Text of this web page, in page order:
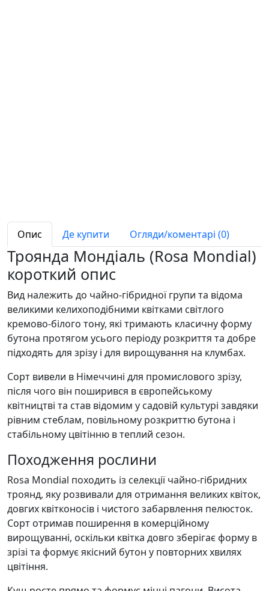
Опис Де купити Огляди/коментарі (0)
Троянда Мондіаль (Rosa Mondial)
короткий опис
Вид належить до чайно-гібридної групи та відома
великими келихоподібними квітками світлого
кремово-білого тону, які тримають класичну форму
бутона протягом усього періоду розкриття та добре
підходять для зрізу і для вирощування на клумбах.
Сорт вивели в Німеччині для промислового зрізу,
після чого він поширився в європейському
квітництві та став відомим у садовій культурі завдяки
рівним стеблам, повільному розкриттю бутона і
стабільному цвітінню в теплий сезон.
Походження рослини
Rosa Mondial походить із селекції чайно-гібридних
троянд, яку розвивали для отримання великих квіток,
довгих квітконосів і чистого забарвлення пелюсток.
Сорт отримав поширення в комерційному
вирощуванні, оскільки квітка довго зберігає форму в
зрізі та формує якісний бутон у повторних хвилях
цвітіння.